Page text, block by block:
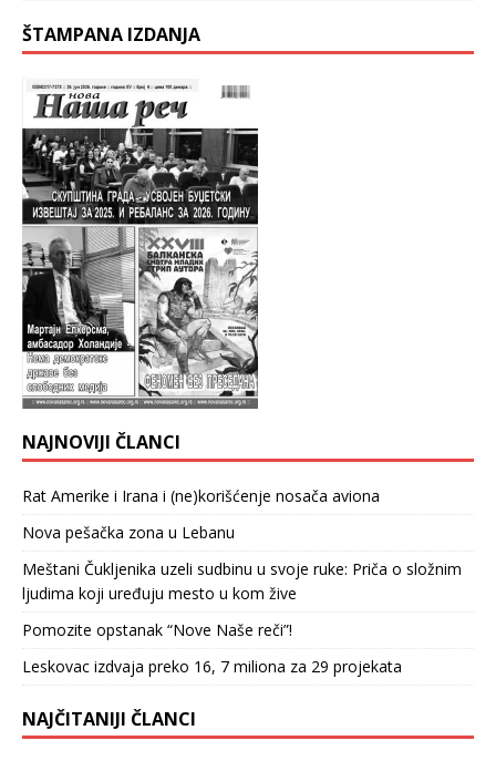
ŠTAMPANA IZDANJA
NAJNOVIJI ČLANCI
Rat Amerike i Irana i (ne)korišćenje nosača aviona
Nova pešačka zona u Lebanu
Meštani Čukljenika uzeli sudbinu u svoje ruke: Priča o složnim
ljudima koji uređuju mesto u kom žive
Pomozite opstanak “Nove Naše reči”!
Leskovac izdvaja preko 16, 7 miliona za 29 projekata
NAJČITANIJI ČLANCI